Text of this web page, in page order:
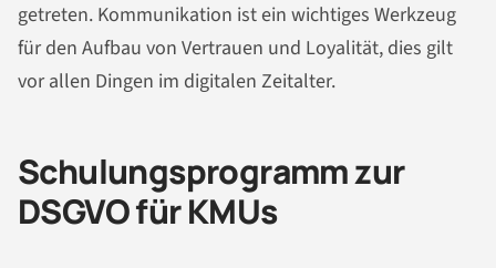
getreten. Kommunikation ist ein wichtiges Werkzeug
für den Aufbau von Vertrauen und Loyalität, dies gilt
vor allen Dingen im digitalen Zeitalter.
Schulungsprogramm zur
DSGVO für KMUs